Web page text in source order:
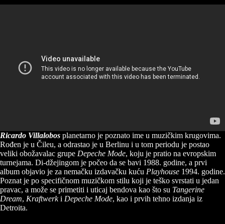
Ricardo Villalobos planetarno je poznato ime u muzičkim krugovima.
Rođen je u Čileu, a odrastao je u Berlinu i u tom periodu je postao
veliki obožavalac grupe Depeche Mode, koju je pratio na evropskim
turnejama. Di-džejingom je počeo da se bavi 1988. godine, a prvi
album objavio je za nemačku izdavačku kuću Playhouse 1994. godine.
Poznat je po specifičnom muzičkom stilu koji je teško svrstati u jedan
pravac, a može se primetiti i uticaj bendova kao što su Tangerine
Dream, Kraftwerki Depeche Mode, kao i prvih tehno izdanja iz
Detroita.